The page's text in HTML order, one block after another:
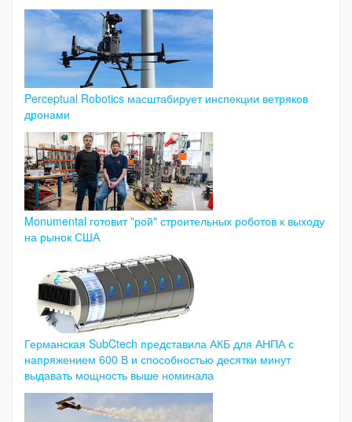
Perceptual Robotics масштабирует инспекции ветряков
дронами
Monumental готовит "рой" строительных роботов к выходу
на рынок США
Германская SubCtech представила АКБ для АНПА с
напряжением 600 В и способностью десятки минут
выдавать мощность выше номинала